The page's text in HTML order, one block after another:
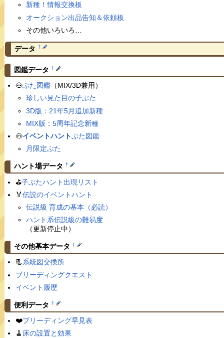
新種！情報交換板
オークション出品告知＆依頼板
その他いろいろ…
データ †
図鑑データ †
🐽ぶた図鑑（MIX/3D兼用）
珍しい見た目の子ぶた
3D版：21年5月追加新種
MIX版：5周年記念新種
🐽イベントハントぶた図鑑
月限定ぶた
ハント場データ †
⛳️子ぶたハント出現リスト
🏅伝説のイベントハント
伝説級 育成の基本（必読）
ハント系伝説級の難易度
（更新停止中）
その他基本データ †
📃系統図交換所
ブリーディングクエスト
イベント履歴
便利データ †
❤️ブリーディング早見表
🧹 床の設置と効果